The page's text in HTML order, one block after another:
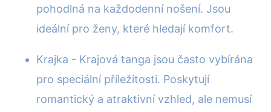
pohodlná na každodenní nošení. Jsou
ideální pro ženy, které hledají komfort.
Krajka - Krajová tanga jsou často vybírána
pro speciální příležitosti. Poskytují
romantický a atraktivní vzhled, ale nemusí